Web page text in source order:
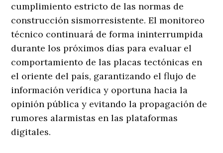
cumplimiento estricto de las normas de
construcción sismorresistente. El monitoreo
técnico continuará de forma ininterrumpida
durante los próximos días para evaluar el
comportamiento de las placas tectónicas en
el oriente del país, garantizando el flujo de
información verídica y oportuna hacia la
opinión pública y evitando la propagación de
rumores alarmistas en las plataformas
digitales.